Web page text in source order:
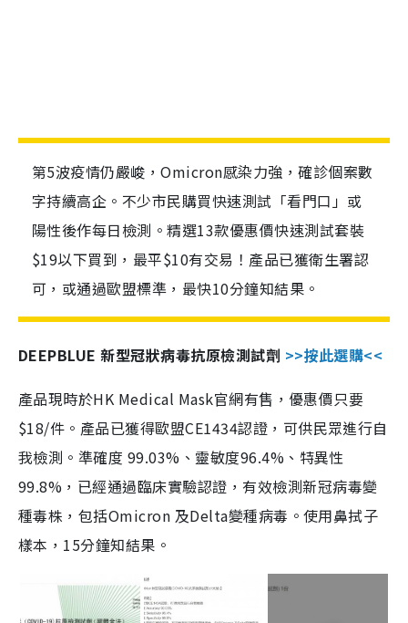
第5波疫情仍嚴峻，Omicron感染力強，確診個案數
字持續高企。不少市民購買快速測試「看門口」或
陽性後作每日檢測。精選13款優惠價快速測試套裝
$19以下買到，最平$10有交易！產品已獲衛生署認
可，或通過歐盟標準，最快10分鐘知結果。
DEEPBLUE 新型冠狀病毒抗原檢測試劑 >>按此選購<<
產品現時於HK Medical Mask官網有售，優惠價只要
$18/件。產品已獲得歐盟CE1434認證，可供民眾進行自
我檢測。準確度 99.03%、靈敏度96.4%、特異性
99.8%，已經通過臨床實驗認證，有效檢測新冠病毒變
種毒株，包括Omicron 及Delta變種病毒。使用鼻拭子
樣本，15分鐘知結果。